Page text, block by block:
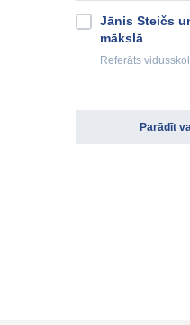
Jānis Steičs
mākslā
Referāts
Parādīt